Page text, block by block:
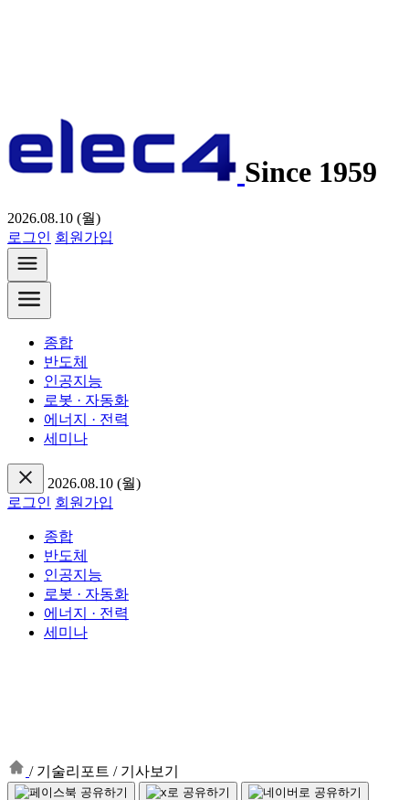
Since 1959
2026.08.10 (월)
로그인 회원가입
종합
반도체
인공지능
로봇 · 자동화
에너지 · 전력
세미나
2026.08.10 (월)
로그인 회원가입
종합
반도체
인공지능
로봇 · 자동화
에너지 · 전력
세미나
/ 기술리포트 / 기사보기